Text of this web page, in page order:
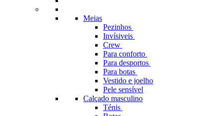
Meias
Pezinhos
Invísiveis
Crew
Para conforto
Para desportos
Para botas
Vestido e joelho
Pele sensível
Calçado masculino
Ténis